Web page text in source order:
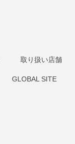
取り扱い店舗
GLOBAL SITE